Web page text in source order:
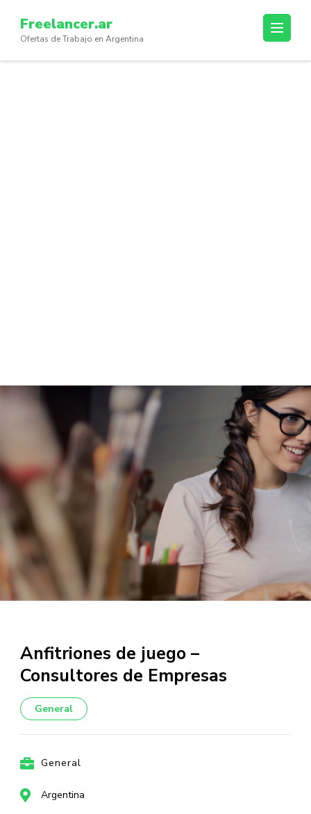
content
(Press
Freelancer.ar
Ofertas de Trabajo en Argentina
Anfitriones de juego –
Consultores de Empresas
General
General
Argentina